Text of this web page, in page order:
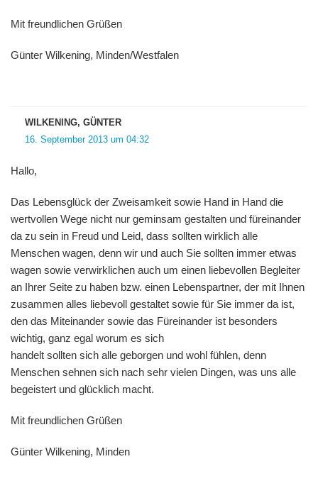
Mit freundlichen Grüßen
Günter Wilkening, Minden/Westfalen
WILKENING, GÜNTER
16. September 2013 um 04:32
Hallo,
Das Lebensglück der Zweisamkeit sowie Hand in Hand die
wertvollen Wege nicht nur geminsam gestalten und füreinander
da zu sein in Freud und Leid, dass sollten wirklich alle
Menschen wagen, denn wir und auch Sie sollten immer etwas
wagen sowie verwirklichen auch um einen liebevollen Begleiter
an Ihrer Seite zu haben bzw. einen Lebenspartner, der mit Ihnen
zusammen alles liebevoll gestaltet sowie für Sie immer da ist,
den das Miteinander sowie das Füreinander ist besonders
wichtig, ganz egal worum es sich
handelt sollten sich alle geborgen und wohl fühlen, denn
Menschen sehnen sich nach sehr vielen Dingen, was uns alle
begeistert und glücklich macht.
Mit freundlichen Grüßen
Günter Wilkening, Minden